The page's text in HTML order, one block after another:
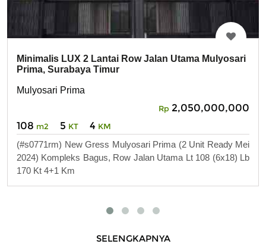
Minimalis LUX 2 Lantai Row Jalan Utama Mulyosari
Prima, Surabaya Timur
Mulyosari Prima
Rp 2,050,000,000
108 m2 5 KT 4 KM
(#s0771rm) New Gress Mulyosari Prima (2 Unit Ready Mei
2024) Kompleks Bagus, Row Jalan Utama Lt 108 (6x18) Lb
170 Kt 4+1 Km
SELENGKAPNYA